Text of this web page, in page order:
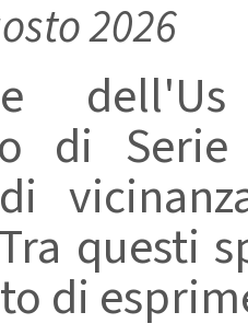
2026
di
questi
di